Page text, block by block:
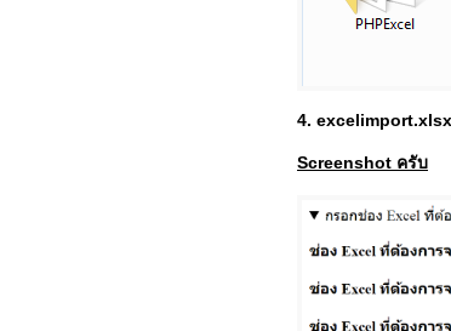
4. excelimport.xlsx
Screenshot ครับ